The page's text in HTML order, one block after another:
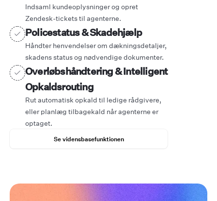
Indsaml kundeoplysninger og opret
Zendesk-tickets til agenterne.
Policestatus & Skadehjælp
Håndter henvendelser om dækningsdetaljer,
skadens status og nødvendige dokumenter.
Overløbshåndtering & Intelligent
Opkaldsrouting
Rut automatisk opkald til ledige rådgivere,
eller planlæg tilbagekald når agenterne er
optaget.
Se vidensbasefunktionen